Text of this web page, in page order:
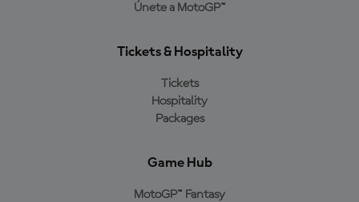
Únete a MotoGP™
Tickets & Hospitality
Tickets
Hospitality
Packages
Game Hub
MotoGP™ Fantasy